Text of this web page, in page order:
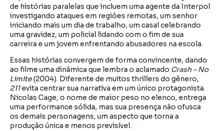
de histórias paralelas que incluem uma agente da Interpol
investigando ataques em regiões remotas, um senhor
iniciando mais um dia de trabalho, um casal celebrando
uma gravidez, um policial lidando com o fim de sua
carreira e um jovem enfrentando abusadores na escola.
Essas histórias convergem de forma convincente, dando
ao filme uma dinâmica que lembra o aclamado Crash – No
Limite(2004). Diferente de muitos thrillers do gênero,
211evita centrar sua narrativa em um único protagonista.
Nicolas Cage, o nome de maior peso no elenco, entrega
uma performance sólida, mas sua presença não ofusca
os demais personagens, um aspecto que torna a
produção única e menos previsível.